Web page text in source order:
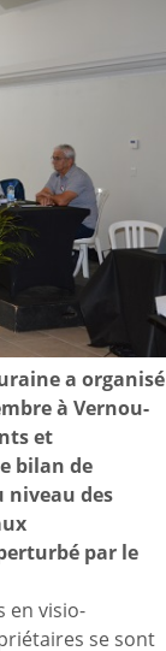
a organisé
à Vernou-
et
bilan de
niveau des
par le
en visio-
se sont